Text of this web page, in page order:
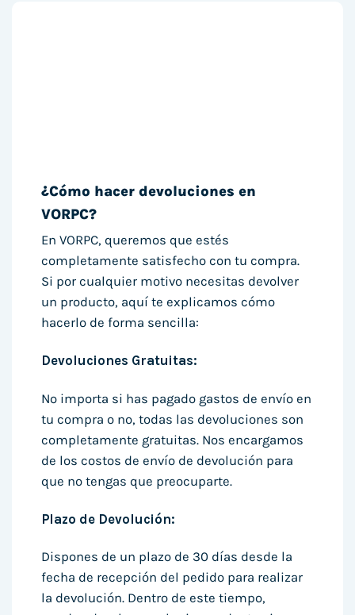
¿Cómo hacer devoluciones en
VORPC?
En VORPC, queremos que estés
completamente satisfecho con tu compra.
Si por cualquier motivo necesitas devolver
un producto, aquí te explicamos cómo
hacerlo de forma sencilla:
Devoluciones Gratuitas:
No importa si has pagado gastos de envío en
tu compra o no, todas las devoluciones son
completamente gratuitas. Nos encargamos
de los costos de envío de devolución para
que no tengas que preocuparte.
Plazo de Devolución:
Dispones de un plazo de 30 días desde la
fecha de recepción del pedido para realizar
la devolución. Dentro de este tiempo,